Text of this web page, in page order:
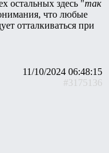
остальных здесь "так
что любые
отталкиваться при
11/10/2024 06:48:15
#3175136